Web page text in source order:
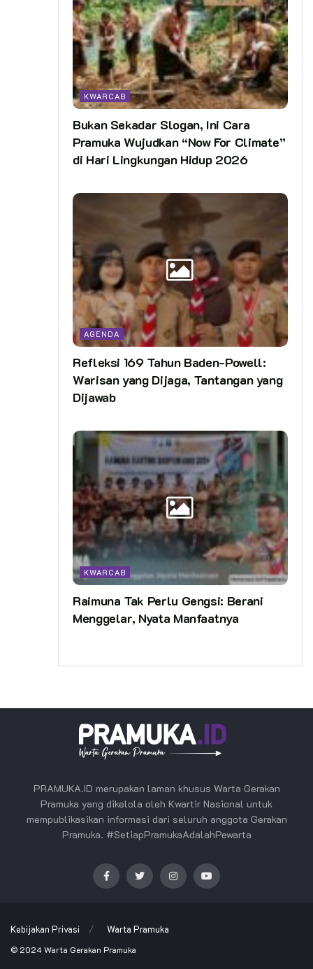
KWARCAB
Bukan Sekadar Slogan, Ini Cara
Pramuka Wujudkan “Now For Climate”
di Hari Lingkungan Hidup 2026
AGENDA
Refleksi 169 Tahun Baden-Powell:
Warisan yang Dijaga, Tantangan yang
Dijawab
KWARCAB
Raimuna Tak Perlu Gengsi: Berani
Menggelar, Nyata Manfaatnya
PRAMUKA.ID merupakan laman khusus Warta Gerakan
Pramuka yang dikelola oleh Kwartir Nasional untuk
mempublikasikan informasi dari seluruh anggota Gerakan
Pramuka. #SetiapPramukaAdalahPewarta
Kebijakan Privasi Warta Pramuka
© 2024Warta Gerakan Pramuka